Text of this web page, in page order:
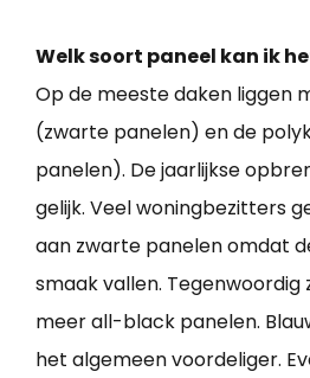
Welk soort paneel kan ik
Op de meeste daken liggen
(zwarte panelen) en de
panelen). De jaarlijkse
gelijk. Veel woningbezitters
aan zwarte panelen omdat
smaak vallen. Tegenwoordig
meer all-black panelen.
het algemeen voordeliger.